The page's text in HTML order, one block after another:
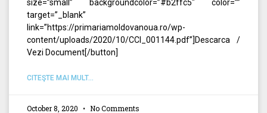
size=”small” backgroundcolor=”#b2ffc5″ color=””
target=”_blank”
link=”https://primariamoldovanoua.ro/wp-
content/uploads/2020/10/CCI_001144.pdf”]Descarca /
Vezi Document[/button]
CITEŞTE MAI MULT...
October 8, 2020 No Comments